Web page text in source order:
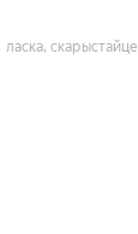
ласка, скарыстайце